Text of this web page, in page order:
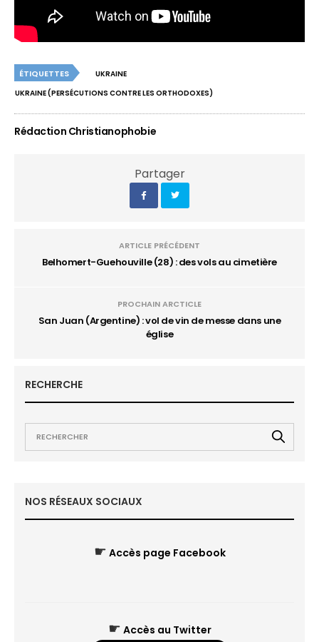
ÉTIQUETTES
UKRAINE
UKRAINE (PERSÉCUTIONS CONTRE LES ORTHODOXES)
Rédaction Christianophobie
Partager
ARTICLE PRÉCÉDENT
Belhomert-Guehouville (28) : des vols au cimetière
PROCHAIN ARCTICLE
San Juan (Argentine) : vol de vin de messe dans une
église
RECHERCHE
NOS RÉSEAUX SOCIAUX
☛ Accès page Facebook
☛ Accès au Twitter